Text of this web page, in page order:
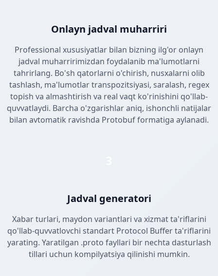
Onlayn jadval muharriri
Professional xususiyatlar bilan bizning ilg'or onlayn
jadval muharririmizdan foydalanib ma'lumotlarni
tahrirlang. Bo'sh qatorlarni o'chirish, nusxalarni olib
tashlash, ma'lumotlar transpozitsiyasi, saralash, regex
topish va almashtirish va real vaqt ko'rinishini qo'llab-
quvvatlaydi. Barcha o'zgarishlar aniq, ishonchli natijalar
bilan avtomatik ravishda Protobuf formatiga aylanadi.
Jadval generatori
Xabar turlari, maydon variantlari va xizmat ta'riflarini
qo'llab-quvvatlovchi standart Protocol Buffer ta'riflarini
yarating. Yaratilgan .proto fayllari bir nechta dasturlash
tillari uchun kompilyatsiya qilinishi mumkin.